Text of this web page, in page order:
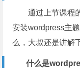
通过上节课程
安装wordpress主
么，大叔还是讲解
什么是